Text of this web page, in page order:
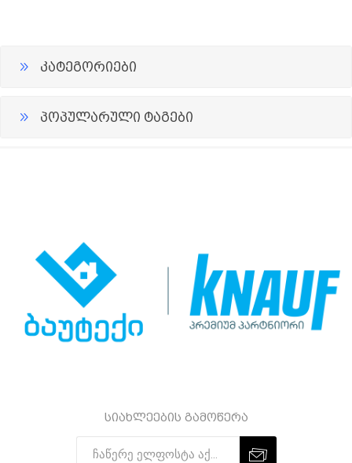
კატეგორიები
პოპულარული ტაგები
სიახლეების გამოწერა